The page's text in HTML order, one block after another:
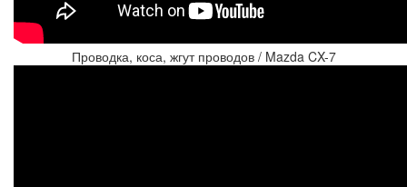
Проводка, коса, жгут проводов / Mazda CX-7